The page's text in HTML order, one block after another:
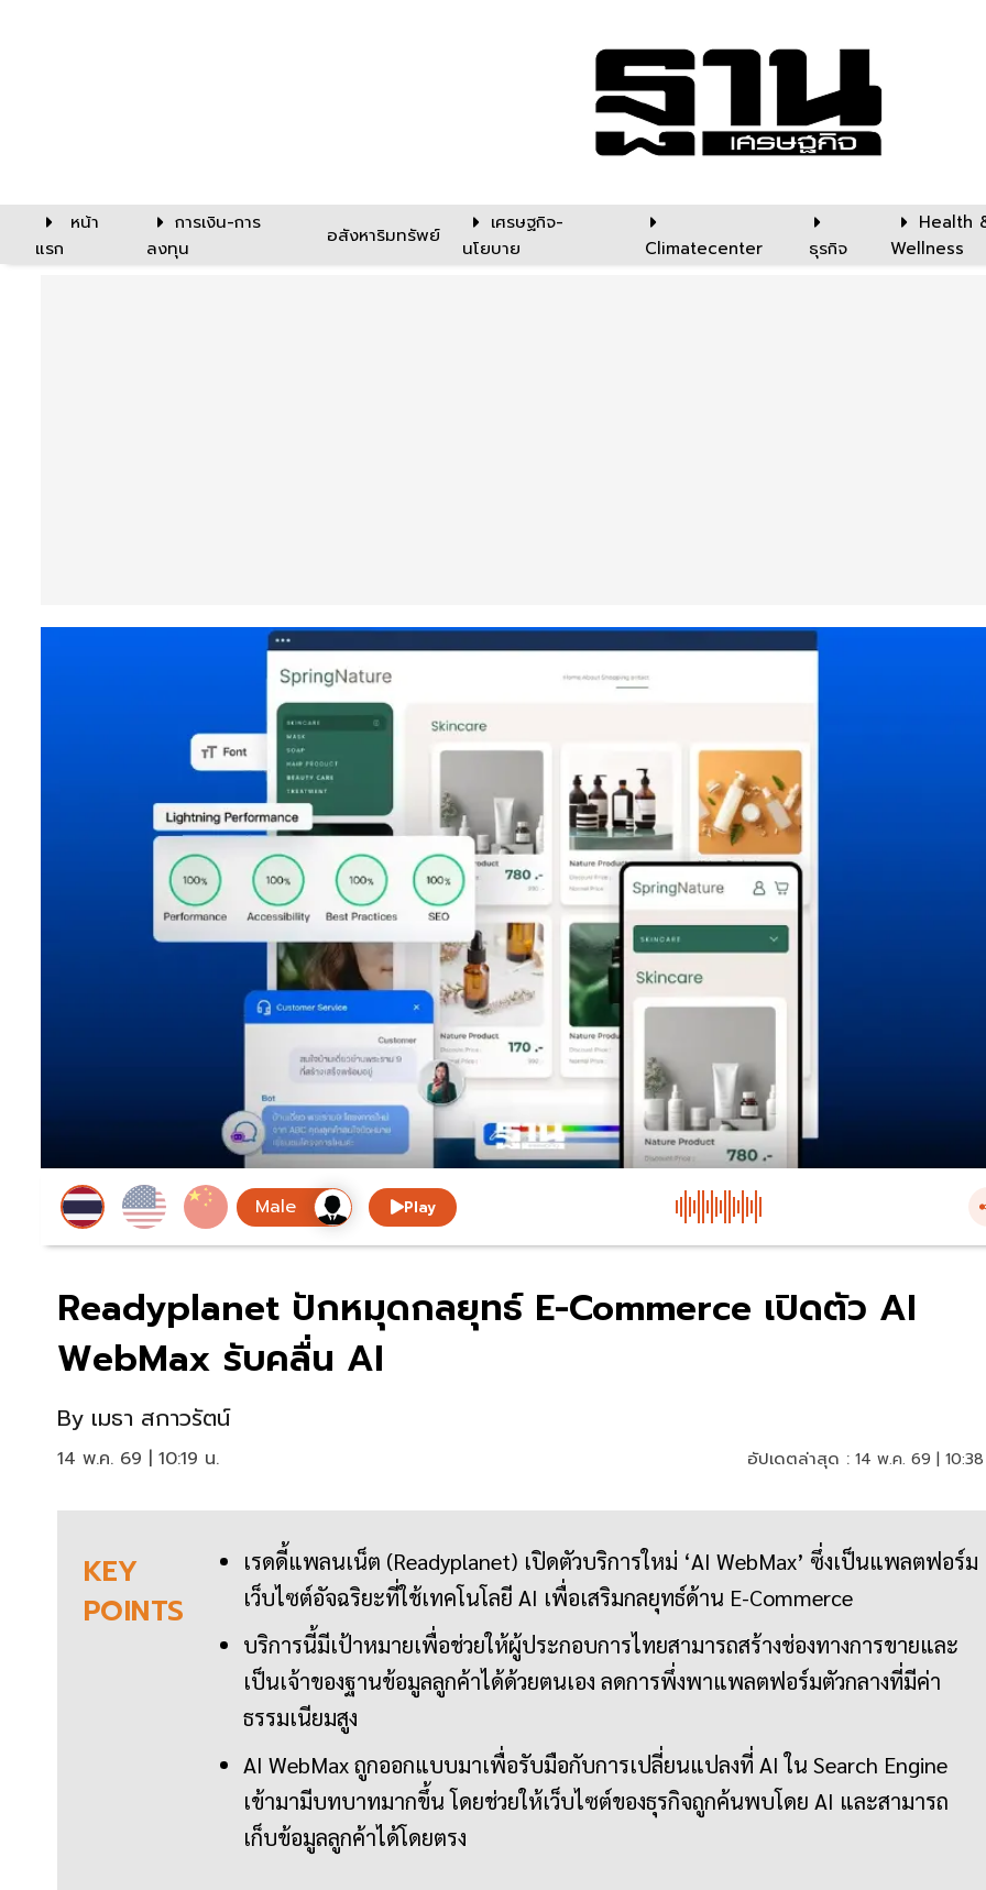
หน้า
แรก
การเงิน-การ
ลงทุน
อสังหาริมทรัพย์
เศรษฐกิจ-
นโยบาย
Climatecenter ธุรกิจ
Health
Wellness
Play
Readyplanet ปักหมุดกลยุทธ์ E-Commerce เปิดตัว AI
WebMax รับคลื่น AI
By เมธา สกาวรัตน์
14 พ.ค. 69 | 10:19 น. อัปเดตล่าสุด : 14 พ.ค. 69 |
KEY
POINTS
เรดดี้แพลนเน็ต (Readyplanet) เปิดตัวบริการใหม่ ‘AI WebMax’ ซึ่งเป็นแพลตฟอร์ม
เว็บไซต์อัจฉริยะที่ใช้เทคโนโลยี AI เพื่อเสริมกลยุทธ์ด้าน E-Commerce
บริการนี้มีเป้าหมายเพื่อช่วยให้ผู้ประกอบการไทยสามารถสร้างช่องทางการขายและ
เป็นเจ้าของฐานข้อมูลลูกค้าได้ด้วยตนเอง ลดการพึ่งพาแพลตฟอร์มตัวกลางที่มีค่า
ธรรมเนียมสูง
AI WebMax ถูกออกแบบมาเพื่อรับมือกับการเปลี่ยนแปลงที่ AI ใน Search Engine
เข้ามามีบทบาทมากขึ้น โดยช่วยให้เว็บไซต์ของธุรกิจถูกค้นพบโดย AI และสามารถ
เก็บข้อมูลลูกค้าได้โดยตรง